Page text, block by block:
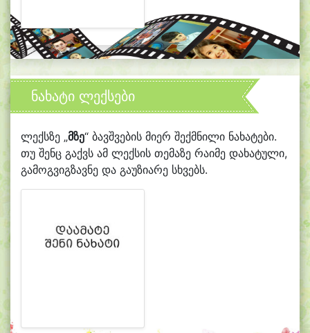
ნახატი ლექსები
ლექსზე „მზე“ ბავშვების მიერ შექმნილი ნახატები.
თუ შენც გაქვს ამ ლექსის თემაზე რაიმე დახატული,
გამოგვიგზავნე და გაუზიარე სხვებს.